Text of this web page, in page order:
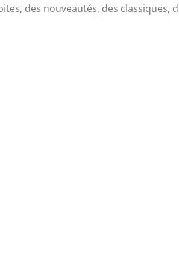
des nouveautés, des classiques,